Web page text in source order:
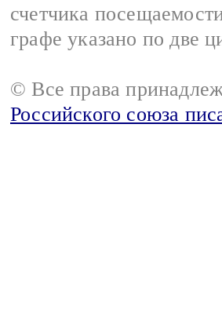
счетчика
графе указано по две
© Все права
Российского союза